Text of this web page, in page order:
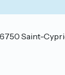
Saint-